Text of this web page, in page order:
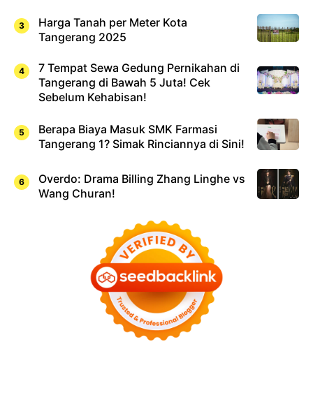
Harga Tanah per Meter Kota
Tangerang 2025
7 Tempat Sewa Gedung Pernikahan di
Tangerang di Bawah 5 Juta! Cek
Sebelum Kehabisan!
Berapa Biaya Masuk SMK Farmasi
Tangerang 1? Simak Rinciannya di Sini!
Overdo: Drama Billing Zhang Linghe vs
Wang Churan!